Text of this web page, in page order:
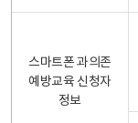
스마트폰 과의존
예방교육 신청자
정보